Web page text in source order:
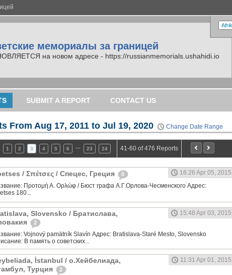
мемориалы за границей
на новом адресе - https://russianmemorials.ushahidi.io
SUBMIT A REPORT CONTACT US
From Aug 17, 2011 to Jul 19, 2020 Change Date Range
1 2 3 4 5 6 23 24 41-60 of 476 Reports
/ Σπέτσες / Спецес, Греция 0
16:26 Apr 05, 2015
Προτομή Α. Ορλώφ / Бюст графа А.Г.Орлова-Чесменского Адрес:
180...
Slovensko / Братислава,
2
15:48 Apr 03, 2015
Vojnový pamätník Slavín Адрес: Bratislava-Staré Mesto, Slovensko
В память о советских...
İstanbul / о.Хейбелиада,
Турция
2
11:31 Apr 01, 2015